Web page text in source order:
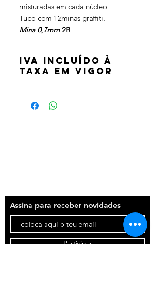
misturadas em cada núcleo.
Tubo com 12minas graffiti.
Mina 0,7mm 2B
IVA incluído à
taxa em vigor
Assina para receber novidades
Participar